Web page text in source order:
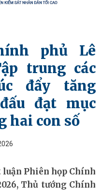
phủ Lê
trung các
đẩy tăng
đạt mục
hai con số
luận Phiên họp Chính
Thủ tướng Chính